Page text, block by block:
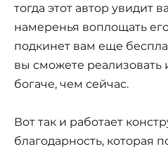
тогда этот автор увидит
намеренья воплощать
подкинет вам еще
вы сможете реализовать
богаче, чем сейчас.
Вот так и работает
благодарность, которая